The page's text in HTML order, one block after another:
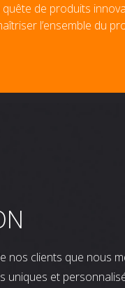
de produits
l’ensemble du
nos clients que nous
uniques et